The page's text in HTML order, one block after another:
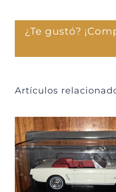
¿Te gustó?
Artículos